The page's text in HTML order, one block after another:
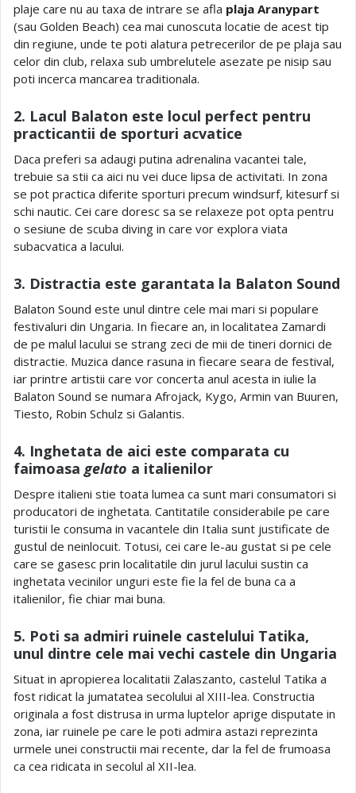
plaje care nu au taxa de intrare se afla plaja Aranypart
(sau Golden Beach) cea mai cunoscuta locatie de acest tip
din regiune, unde te poti alatura petrecerilor de pe plaja sau
celor din club, relaxa sub umbrelutele asezate pe nisip sau
poti incerca mancarea traditionala.
2. Lacul Balaton este locul perfect pentru
practicantii de sporturi acvatice
Daca preferi sa adaugi putina adrenalina vacantei tale,
trebuie sa stii ca aici nu vei duce lipsa de activitati. In zona
se pot practica diferite sporturi precum windsurf, kitesurf si
schi nautic. Cei care doresc sa se relaxeze pot opta pentru
o sesiune de scuba diving in care vor explora viata
subacvatica a lacului.
3. Distractia este garantata la Balaton Sound
Balaton Sound este unul dintre cele mai mari si populare
festivaluri din Ungaria. In fiecare an, in localitatea Zamardi
de pe malul lacului se strang zeci de mii de tineri dornici de
distractie. Muzica dance rasuna in fiecare seara de festival,
iar printre artistii care vor concerta anul acesta in iulie la
Balaton Sound se numara Afrojack, Kygo, Armin van Buuren,
Tiesto, Robin Schulz si Galantis.
4. Inghetata de aici este comparata cu
faimoasa gelato a italienilor
Despre italieni stie toata lumea ca sunt mari consumatori si
producatori de inghetata. Cantitatile considerabile pe care
turistii le consuma in vacantele din Italia sunt justificate de
gustul de neinlocuit. Totusi, cei care le-au gustat si pe cele
care se gasesc prin localitatile din jurul lacului sustin ca
inghetata vecinilor unguri este fie la fel de buna ca a
italienilor, fie chiar mai buna.
5. Poti sa admiri ruinele castelului Tatika,
unul dintre cele mai vechi castele din Ungaria
Situat in apropierea localitatii Zalaszanto, castelul Tatika a
fost ridicat la jumatatea secolului al XIII-lea. Constructia
originala a fost distrusa in urma luptelor aprige disputate in
zona, iar ruinele pe care le poti admira astazi reprezinta
urmele unei constructii mai recente, dar la fel de frumoasa
ca cea ridicata in secolul al XII-lea.